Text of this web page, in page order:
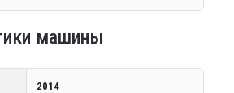
машины
2014